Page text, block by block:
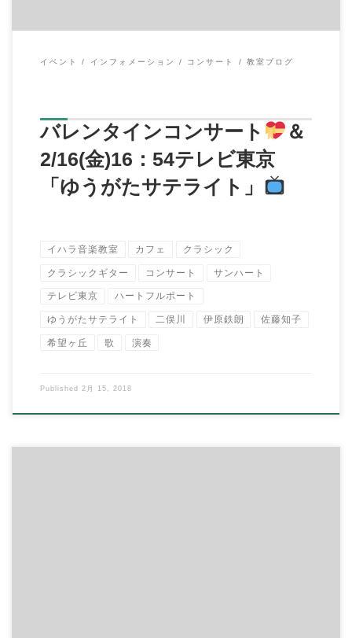
イベント インフォメーション コンサート 教室ブログ
バレンタインコンサート
＆
2/16(金)16：54テレビ東京
「ゆうがたサテライト」
イハラ音楽教室 カフェ クラシック
クラシックギター コンサート サンハート
テレビ東京 ハートフルポート
ゆうがたサテライト 二俣川 伊原鉄朗 佐藤知子
希望ヶ丘 歌 演奏
Published 2月 15, 2018